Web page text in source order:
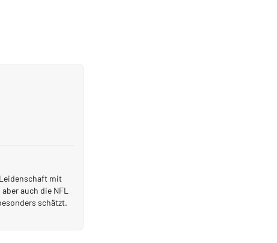
mit
auch die NFL
schätzt.